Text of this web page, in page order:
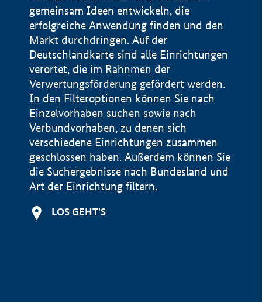
gemeinsam Ideen entwickeln, die
erfolgreiche Anwendung finden und den
Markt durchdringen. Auf der
Deutschlandkarte sind alle Einrichtungen
verortet, die im Rahnmen der
Verwertungsförderung gefördert werden.
In den Filteroptionen können Sie nach
Einzelvorhaben suchen sowie nach
Verbundvorhaben, zu denen sich
verschiedene Einrichtungen zusammen
geschlossen haben. Außerdem können Sie
die Suchergebnisse nach Bundesland und
Art der Einrichtung filtern.
LOS GEHT'S